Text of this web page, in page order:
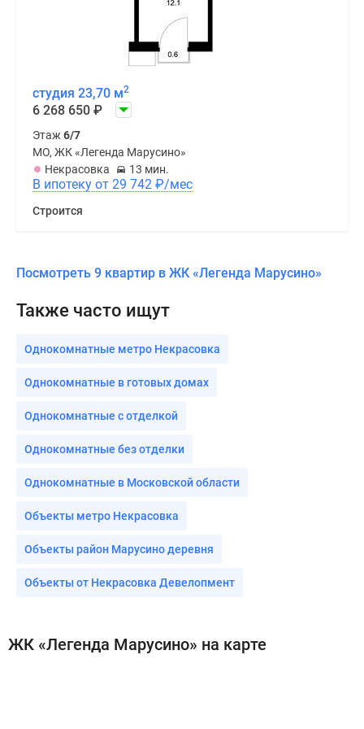
студия 23,70 м2
6 268 650 ₽
Этаж 6/7
МО, ЖК «Легенда Марусино»
Некрасовка
13 мин.
В ипотеку от 29 742 ₽/мес
Строится
Посмотреть 9 квартир в ЖК «Легенда Марусино»
Также часто ищут
Однокомнатные метро Некрасовка
Однокомнатные в готовых домах
Однокомнатные с отделкой
Однокомнатные без отделки
Однокомнатные в Московской области
Объекты метро Некрасовка
Объекты район Марусино деревня
Объекты от Некрасовка Девелопмент
ЖК «Легенда Марусино» на карте